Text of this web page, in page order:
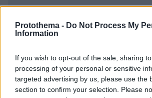
Protothema - Do Not Process My
Information
If you wish to opt-out of the sale, sharing
processing of your personal or sensitive
targeted advertising by us, please use the
section to confirm your selection. Please
* Υποχρεωτικά πεδία